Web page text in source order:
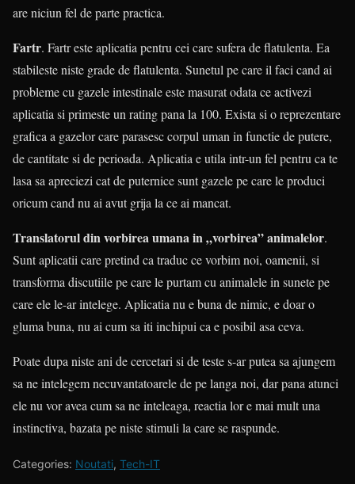
are niciun fel de parte practica.
Fartr. Fartr este aplicatia pentru cei care sufera de flatulenta. Ea
stabileste niste grade de flatulenta. Sunetul pe care il faci cand ai
probleme cu gazele intestinale este masurat odata ce activezi
aplicatia si primeste un rating pana la 100. Exista si o reprezentare
grafica a gazelor care parasesc corpul uman in functie de putere,
de cantitate si de perioada. Aplicatia e utila intr-un fel pentru ca te
lasa sa apreciezi cat de puternice sunt gazele pe care le produci
oricum cand nu ai avut grija la ce ai mancat.
Translatorul din vorbirea umana in „vorbirea” animalelor.
Sunt aplicatii care pretind ca traduc ce vorbim noi, oamenii, si
transforma discutiile pe care le purtam cu animalele in sunete pe
care ele le-ar intelege. Aplicatia nu e buna de nimic, e doar o
gluma buna, nu ai cum sa iti inchipui ca e posibil asa ceva.
Poate dupa niste ani de cercetari si de teste s-ar putea sa ajungem
sa ne intelegem necuvantatoarele de pe langa noi, dar pana atunci
ele nu vor avea cum sa ne inteleaga, reactia lor e mai mult una
instinctiva, bazata pe niste stimuli la care se raspunde.
Categories: Noutati, Tech-IT